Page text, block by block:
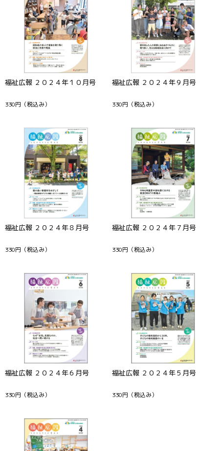
福祉広報 ２０２４年１０月号
330円 （税込み）
福祉広報 ２０２４年９月号
330円 （税込み）
福祉広報 ２０２４年８月号
330円 （税込み）
福祉広報 ２０２４年７月号
330円 （税込み）
福祉広報 ２０２４年６月号
330円 （税込み）
福祉広報 ２０２４年５月号
330円 （税込み）